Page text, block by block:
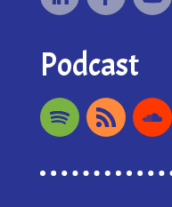
Podcast